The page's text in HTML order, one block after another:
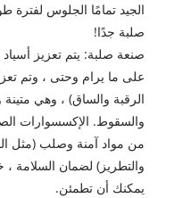
الجيد تمامًا الجلوس لفترة
صلبة جدًا!
صنعة صلبة: يتم تعزيز أسياد
على ما يرام وحتى ، وتم
الرقبة والساق) ، وهي
والسقوط. الإكسسوارات
من مواد آمنة وصلب (مثل
والتطريز) لضمان السلامة
يمكنك أن تطمئن.